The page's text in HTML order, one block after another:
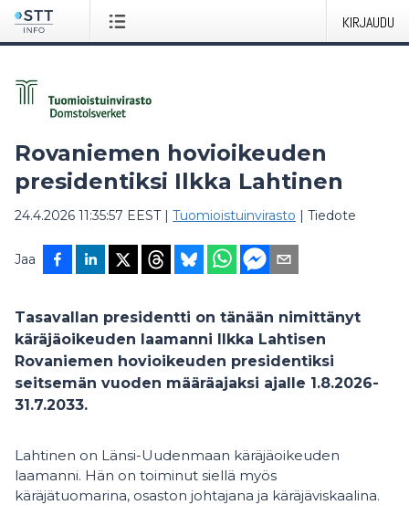
KIRJAUDU
Rovaniemen hovioikeuden
presidentiksi Ilkka Lahtinen
24.4.2026 11:35:57 EEST| Tuomioistuinvirasto | Tiedote
Jaa
Tasavallan presidentti on tänään nimittänyt
käräjäoikeuden laamanni Ilkka Lahtisen
Rovaniemen hovioikeuden presidentiksi
seitsemän vuoden määräajaksi ajalle 1.8.2026-
31.7.2033.
Lahtinen on Länsi-Uudenmaan käräjäoikeuden
laamanni. Hän on toiminut siellä myös
käräjätuomarina, osaston johtajana ja käräjäviskaalina.